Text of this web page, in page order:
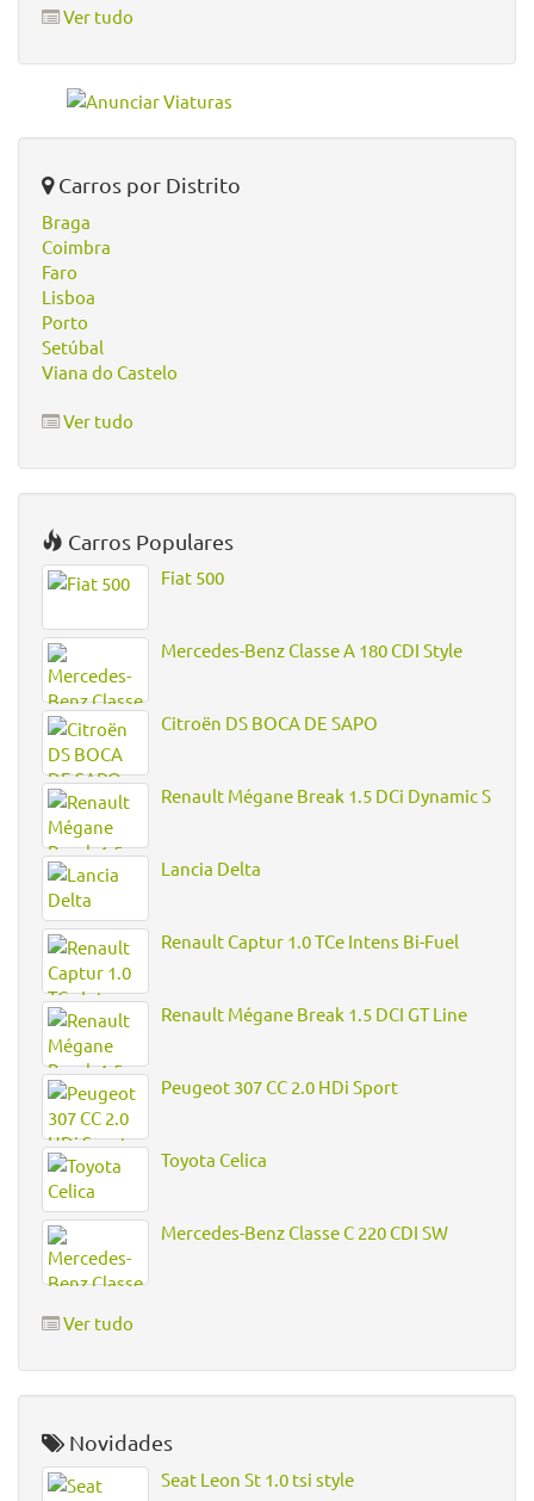
Ver tudo
Carros por Distrito
Braga
Coimbra
Faro
Lisboa
Porto
Setúbal
Viana do Castelo
Ver tudo
Carros Populares
Fiat 500
Mercedes-Benz Classe A 180 CDI Style
Citroën DS BOCA DE SAPO
Renault Mégane Break 1.5 DCi Dynamic S
Lancia Delta
Renault Captur 1.0 TCe Intens Bi-Fuel
Renault Mégane Break 1.5 DCI GT Line
Peugeot 307 CC 2.0 HDi Sport
Toyota Celica
Mercedes-Benz Classe C 220 CDI SW
Ver tudo
Novidades
Seat Leon St 1.0 tsi style